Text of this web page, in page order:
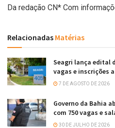
Da redação CN* Com
Relacionadas Matérias
Seagri lança edital
vagas e inscrições
7 DE AGOSTO DE 2026
Governo da Bahia
com 750 vagas e
30 DE JULHO DE 2026